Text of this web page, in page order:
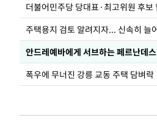
안드레예바에게 서브하는 페르난데스
폭우에 무너진 강릉 교동 주택 담벼락